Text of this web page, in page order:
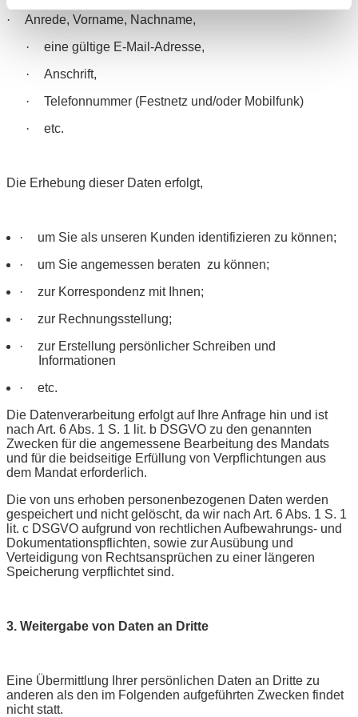
·
Anrede, Vorname, Nachname,
·
eine gültige E-Mail-Adresse,
·
Anschrift,
·
Telefonnummer (Festnetz und/oder Mobilfunk)
·
etc.
Die Erhebung dieser Daten erfolgt,
·
um Sie als unseren Kunden identifizieren zu können;
·
um Sie angemessen beraten zu können;
·
zur Korrespondenz mit Ihnen;
·
zur Rechnungsstellung;
·
zur Erstellung persönlicher Schreiben und
Informationen
·
etc.
Die Datenverarbeitung erfolgt auf Ihre Anfrage hin und ist
nach Art. 6 Abs. 1 S. 1 lit. b DSGVO zu den genannten
Zwecken für die angemessene Bearbeitung des Mandats
und für die beidseitige Erfüllung von Verpflichtungen aus
dem Mandat erforderlich.
Die von uns erhoben personenbezogenen Daten werden
gespeichert und nicht gelöscht, da wir nach Art. 6 Abs. 1 S. 1
lit. c DSGVO aufgrund von rechtlichen Aufbewahrungs- und
Dokumentationspflichten, sowie zur Ausübung und
Verteidigung von Rechtsansprüchen zu einer längeren
Speicherung verpflichtet sind.
3. Weitergabe von Daten an Dritte
Eine Übermittlung Ihrer persönlichen Daten an Dritte zu
anderen als den im Folgenden aufgeführten Zwecken findet
nicht statt.